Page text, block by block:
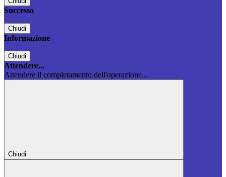
Successo
Chiudi
Informazione
Chiudi
Attendere...
Attendere il completamento dell'operazione...
Chiudi